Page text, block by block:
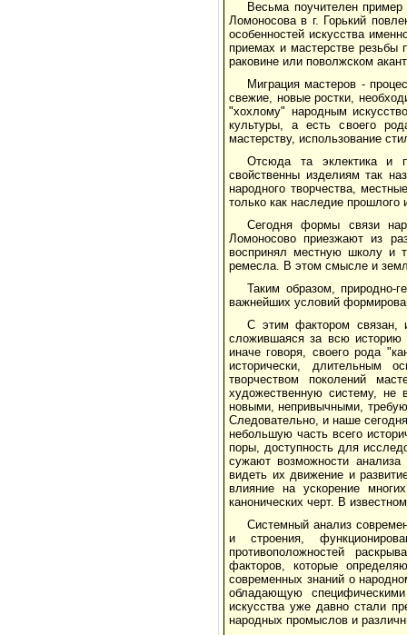
Весьма поучителен пример
Ломоносова в г. Горький
особенностей искусства
приемах и мастерстве резьбы
раковине или поволжском
Миграция мастеров -
свежие, новые ростки,
"хохлому" народным
культуры, а есть своего
мастерству, использование
Отсюда та эклектика и
свойственны изделиям так
народного творчества,
только как наследие
Сегодня формы связи
Ломоносово приезжают из
воспринял местную школу и
ремесла. В этом смысле и
Таким образом, природно-
важнейших условий
С этим фактором связан,
сложившаяся за всю историю
иначе говоря, своего рода
исторически, длительным
творчеством поколений
художественную систему,
новыми, непривычными,
Следовательно, и наше
небольшую часть всего
поры, доступность для
сужают возможности
видеть их движение и
влияние на ускорение
канонических черт. В
Системный анализ
и строения,
противоположностей
факторов, которые
современных знаний о
обладающую
искусства уже давно стали
народных промыслов и